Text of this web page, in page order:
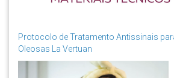
Protocolo de Tratamento Antissinais
Oleosas La Vertuan